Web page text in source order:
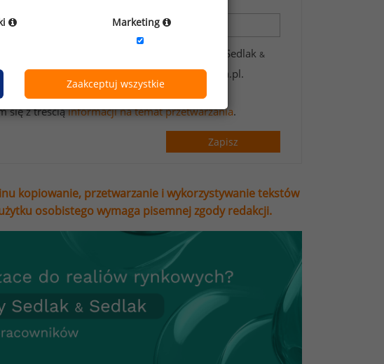
osobowych zawartych w formularzu przez Sedlak &
newsletter’a portalu wynagrodzenia.pl.
e-mail ofert handlowych oraz informacji
się z treściąinformacji na temat przetwarzania.
Zapisz
kopiowanie, przetwarzanie i wykorzystywanie tekstów
osobistego wymaga pisemnej zgody redakcji.
Marketing
Zaakceptuj wszystkie